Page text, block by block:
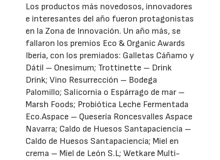
Los productos más novedosos, innovadores
e interesantes del año fueron protagonistas
en la Zona de Innovación. Un año más, se
fallaron los premios Eco & Organic Awards
Iberia, con los premiados: Galletas Cáñamo y
Dátil – Onesimum; Trottinette – Drink
Drink; Vino Resurrección – Bodega
Palomillo; Salicornia o Espárrago de mar –
Marsh Foods; Probiótica Leche Fermentada
Eco.Aspace – Quesería Roncesvalles Aspace
Navarra; Caldo de Huesos Santapaciencia –
Caldo de Huesos Santapaciencia; Miel en
crema – Miel de León S.L; Wetkare Multi-